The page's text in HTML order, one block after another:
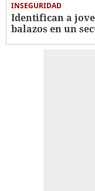
INSEGURIDAD
Identifican a
balazos en un